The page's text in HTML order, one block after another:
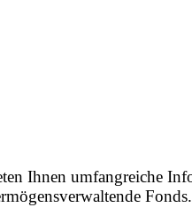
Ihnen umfangreiche
Fonds.